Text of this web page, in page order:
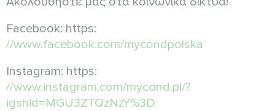
Facebook: https:
//www.facebook.com/mycondpolska
Instagram: https:
//www.instagram.com/mycond.pl/?
igshid=MGU3ZTQzNzY%3D